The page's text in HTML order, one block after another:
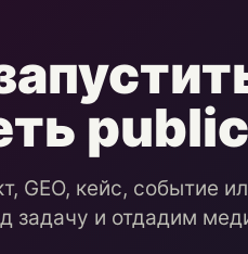
GEO, кейс, событие
задачу и отдадим